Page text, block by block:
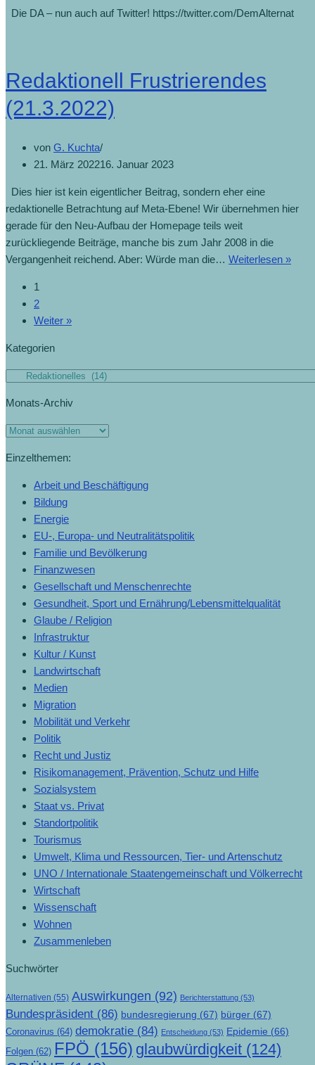
Die DA – nun auch auf Twitter! https://twitter.com/DemAlternat
Redaktionell Frustrierendes
(21.3.2022)
von G. Kuchta
21. März 202216. Januar 2023
Dies hier ist kein eigentlicher Beitrag, sondern eher eine
redaktionelle Betrachtung auf Meta-Ebene! Wir übernehmen hier
gerade für den Neu-Aufbau der Homepage teils weit
zurückliegende Beiträge, manche bis zum Jahr 2008 in die
Vergangenheit reichend. Aber: Würde man die… Weiterlesen »
1
2
Weiter »
Kategorien
Monats-Archiv
Einzelthemen:
Arbeit und Beschäftigung
Bildung
Energie
EU-, Europa- und Neutralitätspolitik
Familie und Bevölkerung
Finanzwesen
Gesellschaft und Menschenrechte
Gesundheit, Sport und Ernährung/Lebensmittelqualität
Glaube / Religion
Infrastruktur
Kultur / Kunst
Landwirtschaft
Medien
Migration
Mobilität und Verkehr
Politik
Recht und Justiz
Risikomanagement, Prävention, Schutz und Hilfe
Sozialsystem
Staat vs. Privat
Standortpolitik
Tourismus
Umwelt, Klima und Ressourcen, Tier- und Artenschutz
UNO / Internationale Staatengemeinschaft und Völkerrecht
Wirtschaft
Wissenschaft
Wohnen
Zusammenleben
Suchwörter
Alternativen (55) Auswirkungen (92) Berichterstattung (53)
Bundespräsident (86) bundesregierung (67) bürger (67)
Coronavirus (64) demokratie (84) Entscheidung (53) Epidemie (66)
Folgen (62) FPÖ (156) glaubwürdigkeit (124)